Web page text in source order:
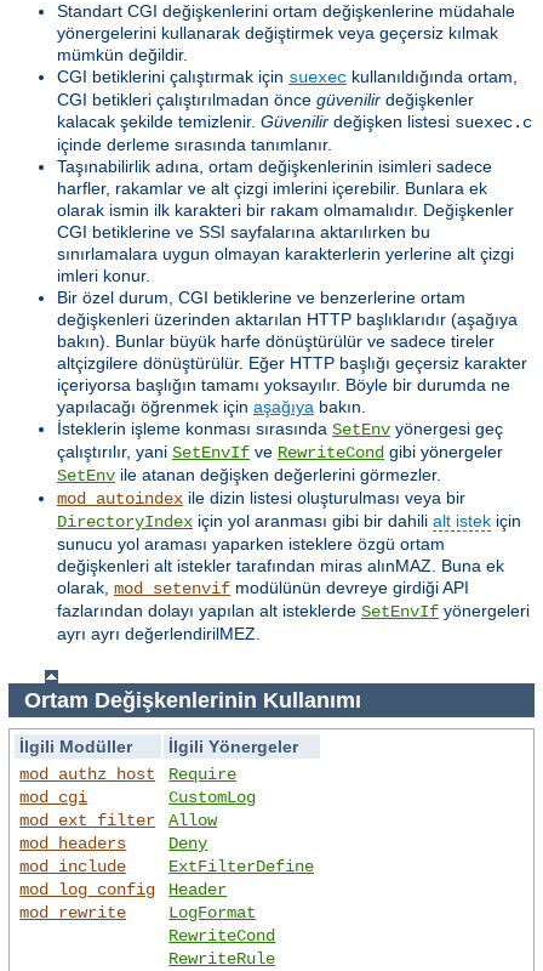
Standart CGI değişkenlerini ortam değişkenlerine müdahale
yönergelerini kullanarak değiştirmek veya geçersiz kılmak
mümkün değildir.
CGI betiklerini çalıştırmak için suexec kullanıldığında ortam,
CGI betikleri çalıştırılmadan önce güvenilir değişkenler
kalacak şekilde temizlenir. Güvenilir değişken listesi suexec.c
içinde derleme sırasında tanımlanır.
Taşınabilirlik adına, ortam değişkenlerinin isimleri sadece
harfler, rakamlar ve alt çizgi imlerini içerebilir. Bunlara ek
olarak ismin ilk karakteri bir rakam olmamalıdır. Değişkenler
CGI betiklerine ve SSI sayfalarına aktarılırken bu
sınırlamalara uygun olmayan karakterlerin yerlerine alt çizgi
imleri konur.
Bir özel durum, CGI betiklerine ve benzerlerine ortam
değişkenleri üzerinden aktarılan HTTP başlıklarıdır (aşağıya
bakın). Bunlar büyük harfe dönüştürülür ve sadece tireler
altçizgilere dönüştürülür. Eğer HTTP başlığı geçersiz karakter
içeriyorsa başlığın tamamı yoksayılır. Böyle bir durumda ne
yapılacağı öğrenmek için aşağıya bakın.
İsteklerin işleme konması sırasında SetEnv yönergesi geç
çalıştırılır, yani SetEnvIf ve RewriteCond gibi yönergeler
SetEnv ile atanan değişken değerlerini görmezler.
mod_autoindex ile dizin listesi oluşturulması veya bir
DirectoryIndex için yol aranması gibi bir dahili alt istek için
sunucu yol araması yaparken isteklere özgü ortam
değişkenleri alt istekler tarafından miras alınMAZ. Buna ek
olarak, mod_setenvif modülünün devreye girdiği API
fazlarından dolayı yapılan alt isteklerde SetEnvIf yönergeleri
ayrı ayrı değerlendirilMEZ.
Ortam Değişkenlerinin Kullanımı
İlgili Modüller
İlgili Yönergeler
mod_authz_host
mod_cgi
mod_ext_filter
mod_headers
mod_include
mod_log_config
mod_rewrite
Require
CustomLog
Allow
Deny
ExtFilterDefine
Header
LogFormat
RewriteCond
RewriteRule